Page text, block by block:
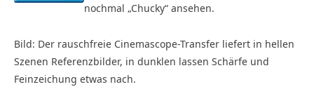
nochmal „Chucky“ ansehen.
Bild: Der rauschfreie Cinemascope-Transfer liefert in hellen
Szenen Referenzbilder, in dunklen lassen Schärfe und
Feinzeichung etwas nach.